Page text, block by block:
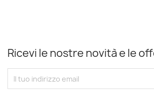
Ricevi le nostre novità e le